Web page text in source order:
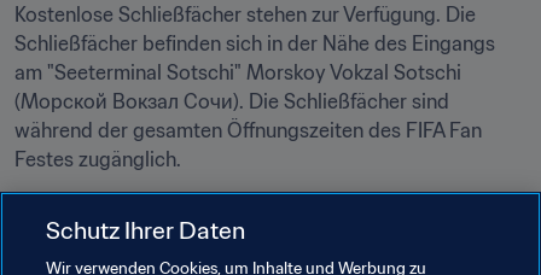
Kostenlose Schließfächer stehen zur Verfügung. Die
Schließfächer befinden sich in der Nähe des Eingangs
am "Seeterminal Sotschi" Morskoy Vokzal Sotschi
(Морской Вокзал Сочи). Die Schließfächer sind
während der gesamten Öffnungszeiten des FIFA Fan
Festes zugänglich.
Schutz Ihrer Daten
Wir verwenden Cookies, um Inhalte und Werbung zu